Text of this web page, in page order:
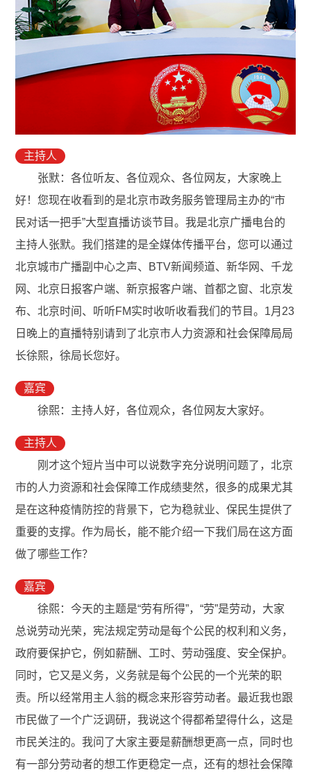
主持人
张默：各位听友、各位观众、各位网友，大家晚上
好！您现在收看到的是北京市政务服务管理局主办的“市
民对话一把手”大型直播访谈节目。我是北京广播电台的
主持人张默。我们搭建的是全媒体传播平台，您可以通过
北京城市广播副中心之声、BTV新闻频道、新华网、千龙
网、北京日报客户端、新京报客户端、首都之窗、北京发
布、北京时间、听听FM实时收听收看我们的节目。1月23
日晚上的直播特别请到了北京市人力资源和社会保障局局
长徐熙，徐局长您好。
嘉宾
徐熙：主持人好，各位观众，各位网友大家好。
主持人
刚才这个短片当中可以说数字充分说明问题了，北京
市的人力资源和社会保障工作成绩斐然，很多的成果尤其
是在这种疫情防控的背景下，它为稳就业、保民生提供了
重要的支撑。作为局长，能不能介绍一下我们局在这方面
做了哪些工作？
嘉宾
徐熙：今天的主题是“劳有所得”，“劳”是劳动，大家
总说劳动光荣，宪法规定劳动是每个公民的权利和义务，
政府要保护它，例如薪酬、工时、劳动强度、安全保护。
同时，它又是义务，义务就是每个公民的一个光荣的职
责。所以经常用主人翁的概念来形容劳动者。最近我也跟
市民做了一个广泛调研，我说这个得都希望得什么，这是
市民关注的。我问了大家主要是薪酬想更高一点，同时也
有一部分劳动者的想工作更稳定一点，还有的想社会保障